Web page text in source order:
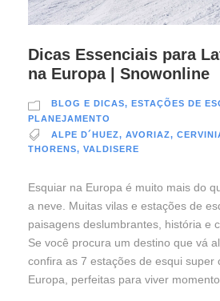
Dicas Essenciais para
na Europa | Snowonline
BLOG E DICAS, ESTAÇÕES DE
PLANEJAMENTO
ALPE D´HUEZ, AVORIAZ,
THORENS, VALDISERE
Esquiar na Europa é muito mais do
a neve. Muitas vilas e estações de
paisagens deslumbrantes, história e
Se você procura um destino que vá
confira as 7 estações de esqui super
Europa, perfeitas para viver